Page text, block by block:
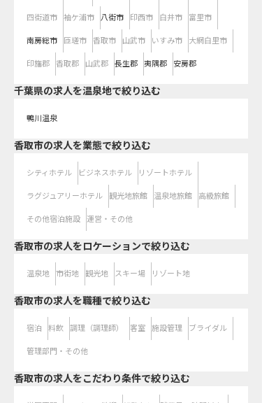
四街道市 袖ケ浦市 八街市 印西市 白井市 富里市
南房総市 匝瑳市 香取市 山武市 いすみ市 大網白里市
印旛郡 香取郡 山武郡 長生郡 夷隅郡 安房郡
千葉県の求人を温泉地で絞り込む
鴨川温泉
香取市の求人を業態で絞り込む
シティホテル ビジネスホテル リゾートホテル
ラグジュアリーホテル 観光地旅館 温泉地旅館 高級旅館
その他宿泊施設 運営・その他
香取市の求人をロケーションで絞り込む
温泉地 市街地 観光地 スキー場 リゾート地
香取市の求人を職種で絞り込む
宿泊 料飲 調理（調理師） 客室 施設管理 ブライダル
管理部門・その他
香取市の求人をこだわり条件で絞り込む